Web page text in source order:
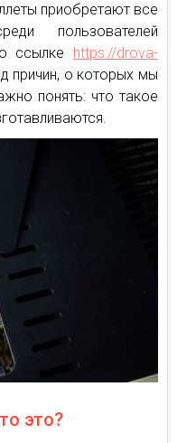
приобретают все
пользователей
ссылке https://drova-
причин, о которых мы
понять: что такое
это?